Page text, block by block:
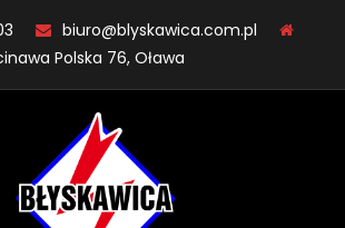
biuro@blyskawica.com.pl
Polska 76, Oława